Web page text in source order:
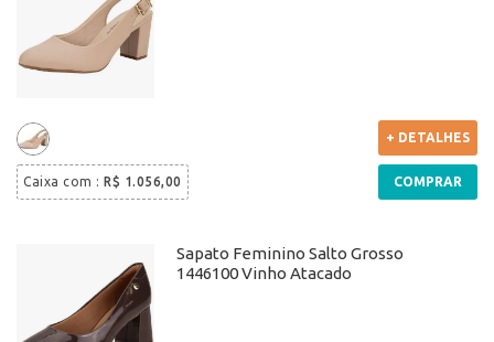
Caixa com : R$ 1.056,00
+ DETALHES
COMPRAR
Sapato Feminino Salto Grosso
1446100 Vinho Atacado